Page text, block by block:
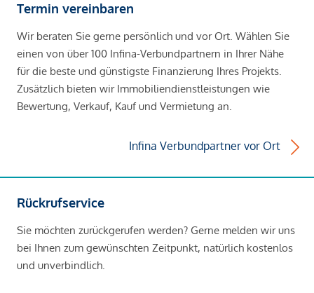
Termin vereinbaren
Wir beraten Sie gerne persönlich und vor Ort. Wählen Sie
einen von über 100 Infina-Verbundpartnern in Ihrer Nähe
für die beste und günstigste Finanzierung Ihres Projekts.
Zusätzlich bieten wir Immobiliendienstleistungen wie
Bewertung, Verkauf, Kauf und Vermietung an.
Infina Verbundpartner vor Ort
Rückrufservice
Sie möchten zurückgerufen werden? Gerne melden wir uns
bei Ihnen zum gewünschten Zeitpunkt, natürlich kostenlos
und unverbindlich.